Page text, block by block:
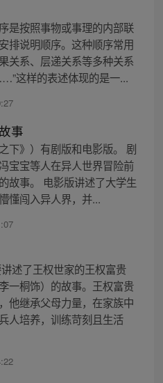
是按照事物或事理的内部联
排说明顺序。这种顺序常用
关系、层递关系等多种关系
样的表述体现的是一...
事
下》）有剧版和电影版。 剧
宝宝等人在异人世界冒险前
故事。 电影版讲述了大学生
懂闯入异人界，并...
讲述了王权世家的王权富贵
一桐饰）的故事。王权富贵
他继承父母力量，在家族中
人培养，训练苛刻且生活